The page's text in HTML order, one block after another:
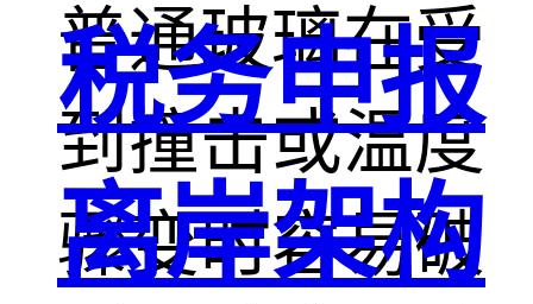
普通玻璃在受
到撞击或温度
骤变时容易破
税务申报
离岸架构